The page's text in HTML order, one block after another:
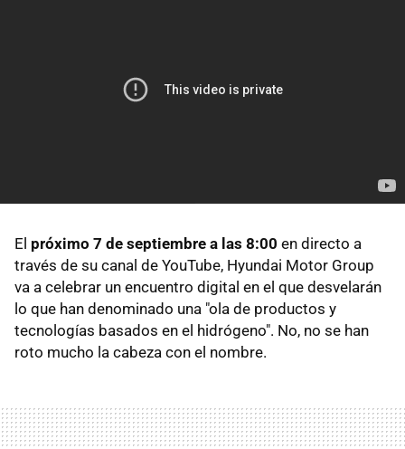
El próximo 7 de septiembre a las 8:00 en directo a
través de su canal de YouTube, Hyundai Motor Group
va a celebrar un encuentro digital en el que desvelarán
lo que han denominado una "ola de productos y
tecnologías basados en el hidrógeno". No, no se han
roto mucho la cabeza con el nombre.